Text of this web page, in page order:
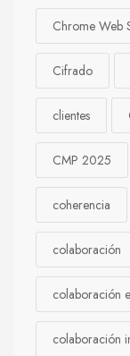
Chrome Web
Cifrado
clientes
CMP 2025
coherencia
colaboración
colaboración
colaboración